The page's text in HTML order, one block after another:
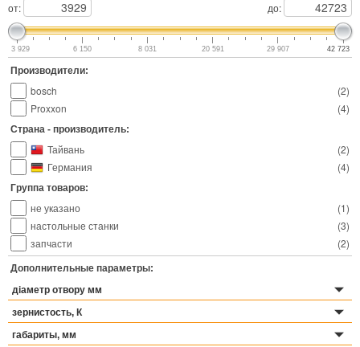
от: до:
3 929 6 150 8 031 20 591 29 907 42 723
Производители:
(2)
bosch
(4)
Proxxon
Страна - производитель:
(2)
Тайвань
(4)
Германия
Группа товаров:
(1)
не указано
(3)
настольные станки
(2)
запчасти
Дополнительные параметры:
діаметр отвору мм
зернистость, К
габариты, мм